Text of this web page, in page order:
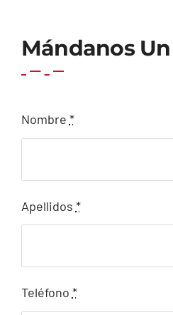
Mándanos
Nombre *
Apellidos *
Teléfono *